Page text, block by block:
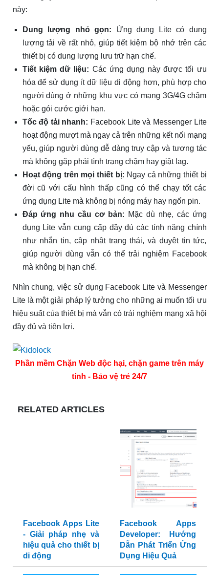
này:
Dung lượng nhỏ gọn: Ứng dụng Lite có dung
lượng tải về rất nhỏ, giúp tiết kiệm bộ nhớ trên các
thiết bị có dung lượng lưu trữ hạn chế.
Tiết kiệm dữ liệu: Các ứng dụng này được tối ưu
hóa để sử dụng ít dữ liệu di động hơn, phù hợp cho
người dùng ở những khu vực có mạng 3G/4G chậm
hoặc gói cước giới hạn.
Tốc độ tải nhanh: Facebook Lite và Messenger Lite
hoạt động mượt mà ngay cả trên những kết nối mạng
yếu, giúp người dùng dễ dàng truy cập và tương tác
mà không gặp phải tình trạng chậm hay giật lag.
Hoạt động trên mọi thiết bị: Ngay cả những thiết bị
đời cũ với cấu hình thấp cũng có thể chạy tốt các
ứng dụng Lite mà không bị nóng máy hay ngốn pin.
Đáp ứng nhu cầu cơ bản: Mặc dù nhẹ, các ứng
dụng Lite vẫn cung cấp đầy đủ các tính năng chính
như nhắn tin, cập nhật trạng thái, và duyệt tin tức,
giúp người dùng vẫn có thể trải nghiệm Facebook
mà không bị hạn chế.
Nhìn chung, việc sử dụng Facebook Lite và Messenger
Lite là một giải pháp lý tưởng cho những ai muốn tối ưu
hiệu suất của thiết bị mà vẫn có trải nghiệm mạng xã hội
đầy đủ và tiện lợi.
Phần mềm Chặn Web độc hại, chặn game trên máy
tính - Bảo vệ trẻ 24/7
RELATED ARTICLES
Facebook Apps Lite
- Giải pháp nhẹ và
hiệu quả cho thiết bị
di động
Facebook Apps
Developer: Hướng
Dẫn Phát Triển Ứng
Dụng Hiệu Quả